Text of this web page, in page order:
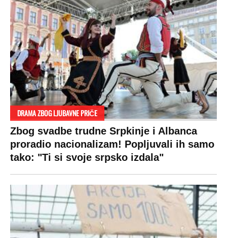
DRAMA ZBOG LJUBAVNE PRIČE
Zbog svadbe trudne Srpkinje i Albanca
proradio nacionalizam! Popljuvali ih samo
tako: "Ti si svoje srpsko izdala"